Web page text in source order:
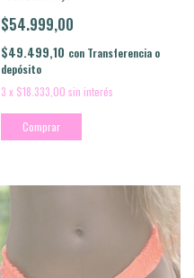
$54.999,00
$49.499,10 con Transferencia o
depósito
3 x $18.333,00 sin interés
Comprar